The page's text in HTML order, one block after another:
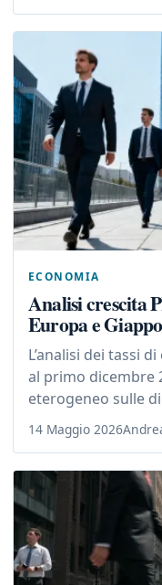
ECONOMIA
Analisi crescita
Europa e
L’analisi dei tassi
al primo dicembre
eterogeneo sulle
14 Maggio 2026